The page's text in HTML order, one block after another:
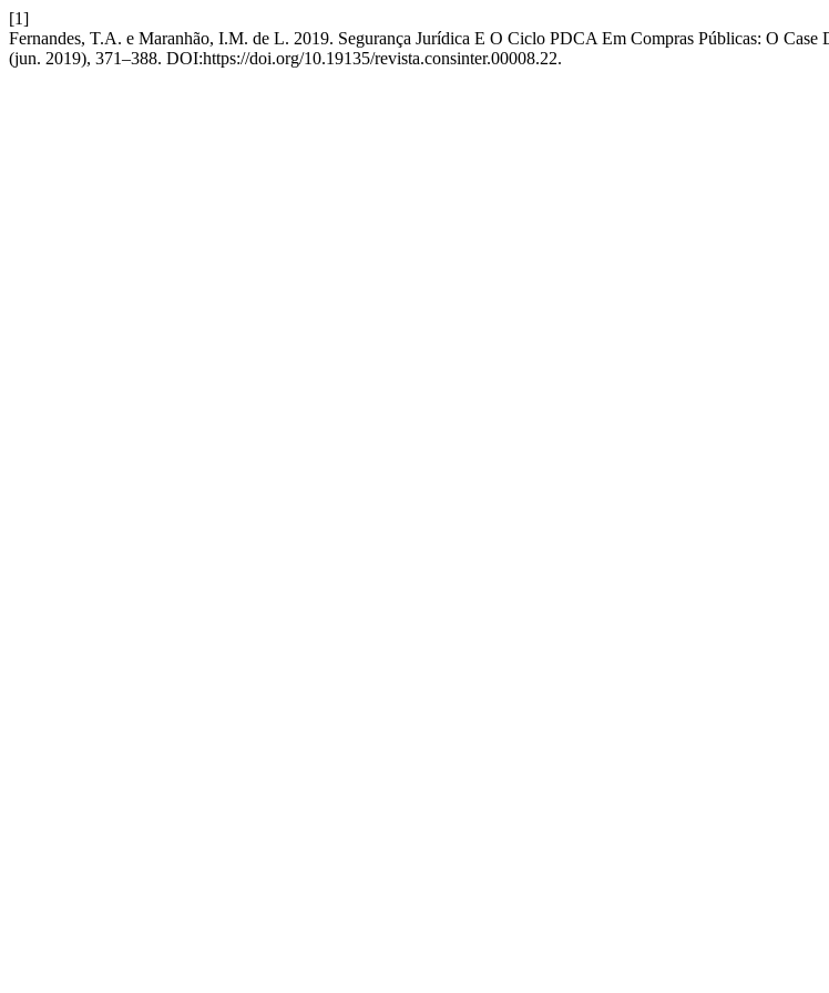
[1]
Fernandes, T.A. e Maranhão, I.M. de L. 2019. Segurança Jurídica E O Ciclo PDCA Em Compras Públicas: O Case
(jun. 2019), 371–388. DOI:https://doi.org/10.19135/revista.consinter.00008.22.